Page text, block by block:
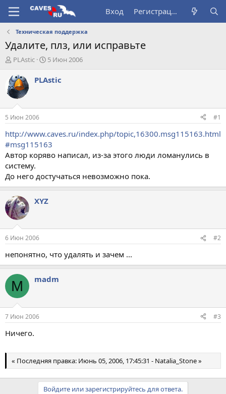
Вход Регистрация
Техническая поддержка
Удалите, плз, или исправьте
А
т
о
р
т
е
м
ы
PLAstic
Д
т
а
л
а
5 Июн 2006
PLAstic
5 Июн 2006 #1
http://www.caves.ru/index.php/topic,16300.msg115163.html
#msg115163
Автор коряво написал, из-за этого люди ломанулись в
систему.
До него достучаться невозможно пока.
XYZ
6 Июн 2006 #2
непонятно, что удалять и зачем ...
M madm
7 Июн 2006 #3
Ничего.
« Последняя правка: Июнь 05, 2006, 17:45:31 - Natalia_Stone »
Войдите или зарегистрируйтесь для ответа.